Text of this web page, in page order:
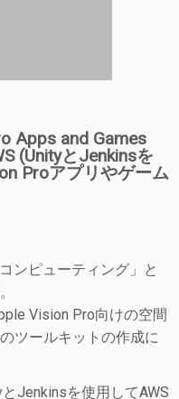
Apps and Games
(UnityとJenkinsを
Proアプリやゲーム
ンピューティング」と
Vision Pro向けの空間
ツールキットの作成に
Jenkinsを使用してAWS